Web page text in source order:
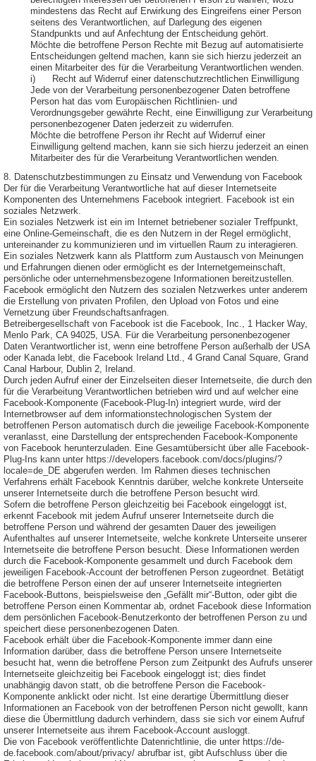
mindestens das Recht auf Erwirkung des Eingreifens einer Person
seitens des Verantwortlichen, auf Darlegung des eigenen
Standpunkts und auf Anfechtung der Entscheidung gehört.
Möchte die betroffene Person Rechte mit Bezug auf automatisierte
Entscheidungen geltend machen, kann sie sich hierzu jederzeit an
einen Mitarbeiter des für die Verarbeitung Verantwortlichen wenden.
i) Recht auf Widerruf einer datenschutzrechtlichen Einwilligung
Jede von der Verarbeitung personenbezogener Daten betroffene
Person hat das vom Europäischen Richtlinien- und
Verordnungsgeber gewährte Recht, eine Einwilligung zur Verarbeitung
personenbezogener Daten jederzeit zu widerrufen.
Möchte die betroffene Person ihr Recht auf Widerruf einer
Einwilligung geltend machen, kann sie sich hierzu jederzeit an einen
Mitarbeiter des für die Verarbeitung Verantwortlichen wenden.
8. Datenschutzbestimmungen zu Einsatz und Verwendung von Facebook
Der für die Verarbeitung Verantwortliche hat auf dieser Internetseite
Komponenten des Unternehmens Facebook integriert. Facebook ist ein
soziales Netzwerk.
Ein soziales Netzwerk ist ein im Internet betriebener sozialer Treffpunkt,
eine Online-Gemeinschaft, die es den Nutzern in der Regel ermöglicht,
untereinander zu kommunizieren und im virtuellen Raum zu interagieren.
Ein soziales Netzwerk kann als Plattform zum Austausch von Meinungen
und Erfahrungen dienen oder ermöglicht es der Internetgemeinschaft,
persönliche oder unternehmensbezogene Informationen bereitzustellen.
Facebook ermöglicht den Nutzern des sozialen Netzwerkes unter anderem
die Erstellung von privaten Profilen, den Upload von Fotos und eine
Vernetzung über Freundschaftsanfragen.
Betreibergesellschaft von Facebook ist die Facebook, Inc., 1 Hacker Way,
Menlo Park, CA 94025, USA. Für die Verarbeitung personenbezogener
Daten Verantwortlicher ist, wenn eine betroffene Person außerhalb der USA
oder Kanada lebt, die Facebook Ireland Ltd., 4 Grand Canal Square, Grand
Canal Harbour, Dublin 2, Ireland.
Durch jeden Aufruf einer der Einzelseiten dieser Internetseite, die durch den
für die Verarbeitung Verantwortlichen betrieben wird und auf welcher eine
Facebook-Komponente (Facebook-Plug-In) integriert wurde, wird der
Internetbrowser auf dem informationstechnologischen System der
betroffenen Person automatisch durch die jeweilige Facebook-Komponente
veranlasst, eine Darstellung der entsprechenden Facebook-Komponente
von Facebook herunterzuladen. Eine Gesamtübersicht über alle Facebook-
Plug-Ins kann unter https://developers.facebook.com/docs/plugins/?
locale=de_DE abgerufen werden. Im Rahmen dieses technischen
Verfahrens erhält Facebook Kenntnis darüber, welche konkrete Unterseite
unserer Internetseite durch die betroffene Person besucht wird.
Sofern die betroffene Person gleichzeitig bei Facebook eingeloggt ist,
erkennt Facebook mit jedem Aufruf unserer Internetseite durch die
betroffene Person und während der gesamten Dauer des jeweiligen
Aufenthaltes auf unserer Internetseite, welche konkrete Unterseite unserer
Internetseite die betroffene Person besucht. Diese Informationen werden
durch die Facebook-Komponente gesammelt und durch Facebook dem
jeweiligen Facebook-Account der betroffenen Person zugeordnet. Betätigt
die betroffene Person einen der auf unserer Internetseite integrierten
Facebook-Buttons, beispielsweise den „Gefällt mir“-Button, oder gibt die
betroffene Person einen Kommentar ab, ordnet Facebook diese Information
dem persönlichen Facebook-Benutzerkonto der betroffenen Person zu und
speichert diese personenbezogenen Daten.
Facebook erhält über die Facebook-Komponente immer dann eine
Information darüber, dass die betroffene Person unsere Internetseite
besucht hat, wenn die betroffene Person zum Zeitpunkt des Aufrufs unserer
Internetseite gleichzeitig bei Facebook eingeloggt ist; dies findet
unabhängig davon statt, ob die betroffene Person die Facebook-
Komponente anklickt oder nicht. Ist eine derartige Übermittlung dieser
Informationen an Facebook von der betroffenen Person nicht gewollt, kann
diese die Übermittlung dadurch verhindern, dass sie sich vor einem Aufruf
unserer Internetseite aus ihrem Facebook-Account ausloggt.
Die von Facebook veröffentlichte Datenrichtlinie, die unter https://de-
de.facebook.com/about/privacy/ abrufbar ist, gibt Aufschluss über die